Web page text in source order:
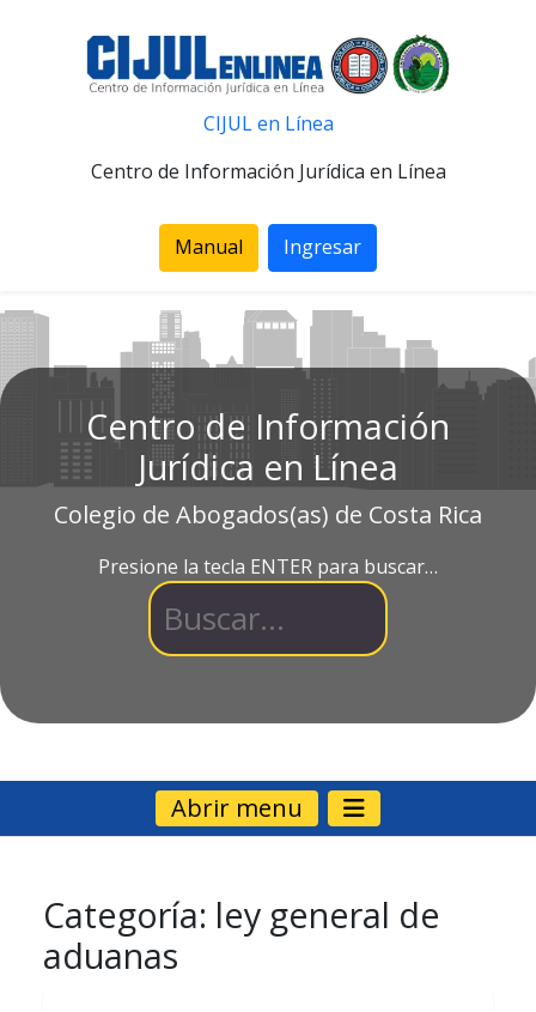
CIJUL en Línea
Centro de Información Jurídica en Línea
Manual Ingresar
Centro de Información
Jurídica en Línea
Colegio de Abogados(as) de Costa Rica
Presione la tecla ENTER para buscar…
Abrir menu
Categoría: ley general de
aduanas